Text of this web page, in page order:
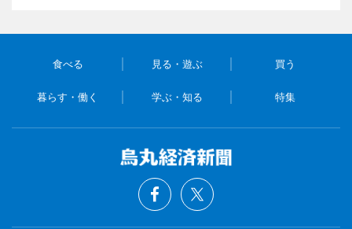
食べる 見る・遊ぶ 買う
暮らす・働く 学ぶ・知る 特集